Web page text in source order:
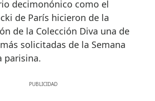
decimonónico como el
de París hicieron de la
de la Colección Diva una de
solicitadas de la Semana
parisina.